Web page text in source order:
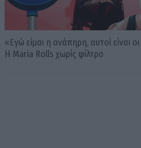
«Εγώ είμαι η ανάπηρη, αυτοί είναι
Η Maria Rolls χωρίς φίλτρο